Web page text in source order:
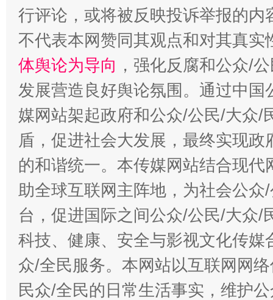
行评论，或将被反映投诉举报的
不代表本网赞同其观点和对其真实
体舆论为导向 ，强化反腐和公众/
发展营造良好舆论氛围。通过中
媒网站架起政府和公众/公民/大众/
盾，促进社会大发展，最终实现
的和谐统一。本传媒网站结合现
助全球互联网主阵地，为社会公
台，促进国际之间公众/公民/大众/
科技、健康、安全与影视文化传
众/全民服务。本网站以互联网网
民众/全民的日常生活事实，维护